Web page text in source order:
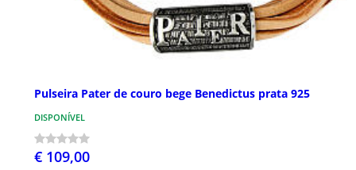
Pulseira Pater de couro bege Benedictus prata 925
DISPONÍVEL
€ 109,00